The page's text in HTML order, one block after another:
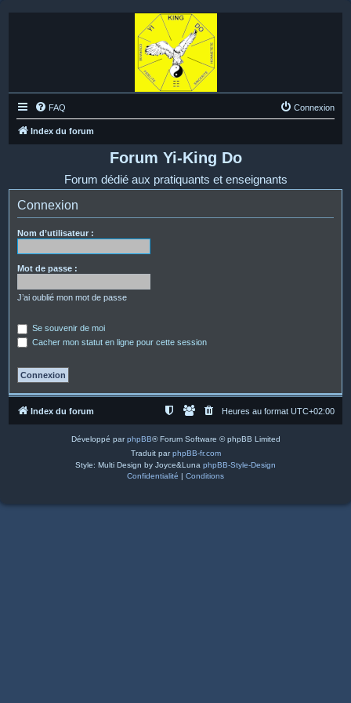
FAQ Connexion
Index du forum
Forum Yi-King Do
Forum dédié aux pratiquants et enseignants
Connexion
Nom d’utilisateur :
Mot de passe :
J’ai oublié mon mot de passe
Se souvenir de moi
Cacher mon statut en ligne pour cette session
Index du forum Heures au format UTC+02:00
Développé parphpBB® Forum Software © phpBB Limited
Traduit parphpBB-fr.com
Style: Multi Design by Joyce&Luna phpBB-Style-Design
Confidentialité | Conditions